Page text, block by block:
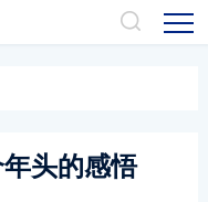
头的感悟